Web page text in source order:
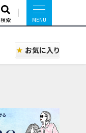
検索
お気に入り